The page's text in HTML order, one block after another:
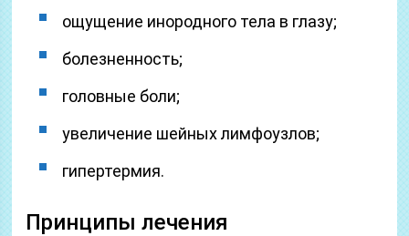
ощущение инородного тела в глазу;
болезненность;
головные боли;
увеличение шейных лимфоузлов;
гипертермия.
Принципы лечения